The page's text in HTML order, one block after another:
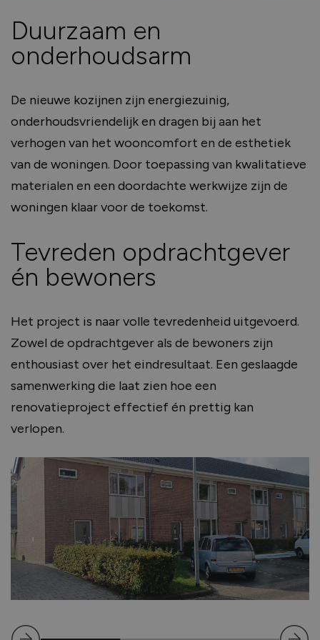
Duurzaam en
onderhoudsarm
De nieuwe kozijnen zijn energiezuinig,
onderhoudsvriendelijk en dragen bij aan het
verhogen van het wooncomfort en de esthetiek
van de woningen. Door toepassing van kwalitatieve
materialen en een doordachte werkwijze zijn de
woningen klaar voor de toekomst.
Tevreden opdrachtgever
én bewoners
Het project is naar volle tevredenheid uitgevoerd.
Zowel de opdrachtgever als de bewoners zijn
enthousiast over het eindresultaat. Een geslaagde
samenwerking die laat zien hoe een
renovatieproject effectief én prettig kan
verlopen.